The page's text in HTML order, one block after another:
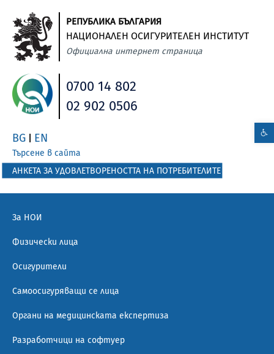
РЕПУБЛИКА БЪЛГАРИЯ
НАЦИОНАЛЕН ОСИГУРИТЕЛЕН ИНСТИТУТ
Официална интернет страница
0700 14 802
02 902 0506
BG EN
Търсене в сайта
АНКЕТА ЗА УДОВЛЕТВОРЕНОСТТА НА ПОТРЕБИТЕЛИТЕ
За НОИ
Физически лица
Осигурители
Самоосигуряващи се лица
Органи на медицинската експертиза
Разработчици на софтуер